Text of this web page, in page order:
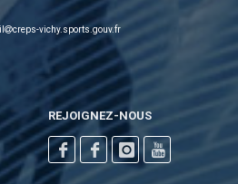
creps-vichy.sports.gouv.fr
REJOIGNEZ-NOUS